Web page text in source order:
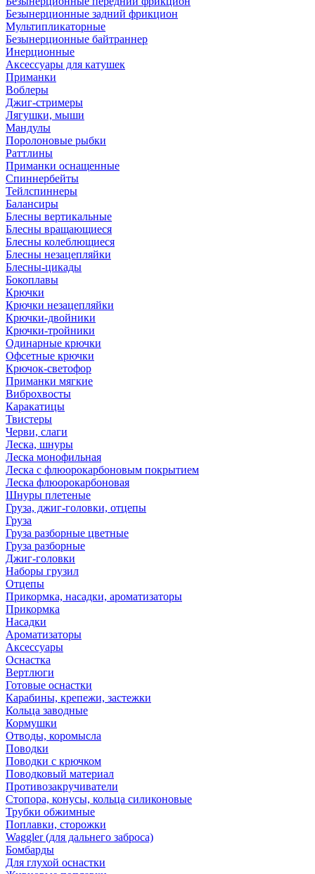
Безынерционные задний фрикцион
Мультипликаторные
Безынерционные байтраннер
Инерционные
Аксессуары для катушек
Приманки
Воблеры
Джиг-стримеры
Лягушки, мыши
Мандулы
Поролоновые рыбки
Раттлины
Приманки оснащенные
Спиннербейты
Тейлспиннеры
Балансиры
Блесны вертикальные
Блесны вращающиеся
Блесны колеблющиеся
Блесны незацепляйки
Блесны-цикады
Бокоплавы
Крючки
Крючки незацепляйки
Крючки-двойники
Крючки-тройники
Одинарные крючки
Офсетные крючки
Крючок-светофор
Приманки мягкие
Виброхвосты
Каракатицы
Твистеры
Черви, слаги
Леска, шнуры
Леска монофильная
Леска с флюорокарбоновым покрытием
Леска флюорокарбоновая
Шнуры плетеные
Груза, джиг-головки, отцепы
Груза
Груза разборные цветные
Груза разборные
Джиг-головки
Наборы грузил
Отцепы
Прикормка, насадки, ароматизаторы
Прикормка
Насадки
Ароматизаторы
Аксессуары
Оснастка
Вертлюги
Готовые оснастки
Карабины, крепежи, застежки
Кольца заводные
Кормушки
Отводы, коромысла
Поводки
Поводки с крючком
Поводковый материал
Противозакручиватели
Стопора, конусы, кольца силиконовые
Трубки обжимные
Поплавки, сторожки
Waggler (для дальнего заброса)
Бомбарды
Для глухой оснастки